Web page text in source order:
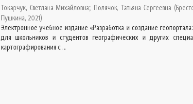
Токарчук, Светлана Михайловна; Полячок, Татьяна Сергеевна (
Пушкина, 2021)
Электронное учебное издание «Разработка и создание
для школьников и студентов географических и других
картографирования с ...